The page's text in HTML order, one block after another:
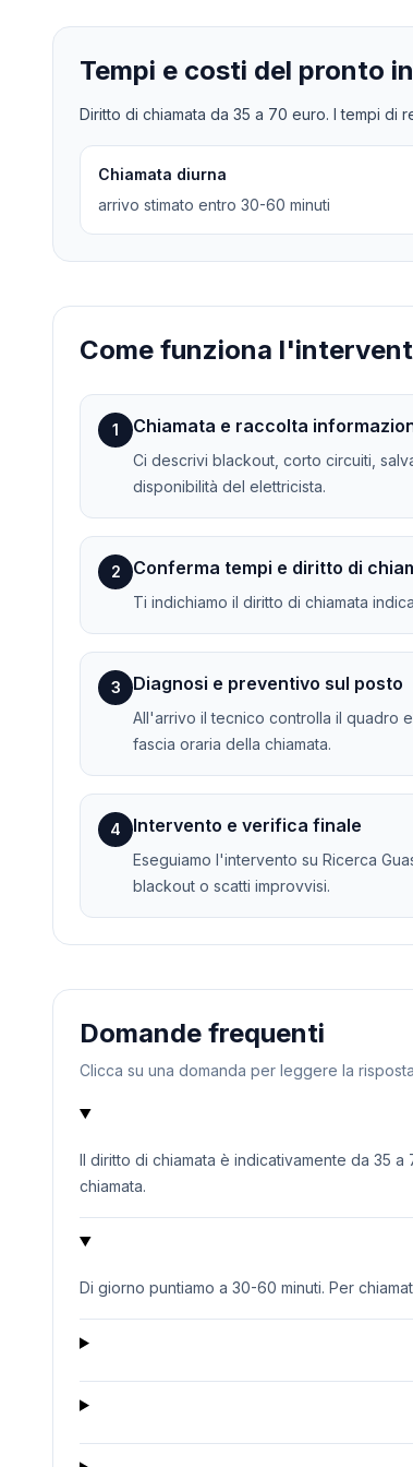
Tempi e costi del pronto
Diritto di chiamata da 35 a 70 euro. I tempi di
Chiamata diurna
arrivo stimato entro 30-60 minuti
Come funziona
1 Chiamata e raccolta
Ci descrivi blackout, corto circuiti,
disponibilità del elettricista.
2 Conferma tempi e diritto di
Ti indichiamo il diritto di chiamata
3 Diagnosi e preventivo sul posto
All'arrivo il tecnico controlla il quadro
fascia oraria della chiamata.
4 Intervento e verifica finale
Eseguiamo l'intervento su Ricerca
blackout o scatti improvvisi.
Domande frequenti
Clicca su una domanda per leggere la
Il diritto di chiamata è indicativamente da 35
chiamata.
Di giorno puntiamo a 30-60 minuti. Per